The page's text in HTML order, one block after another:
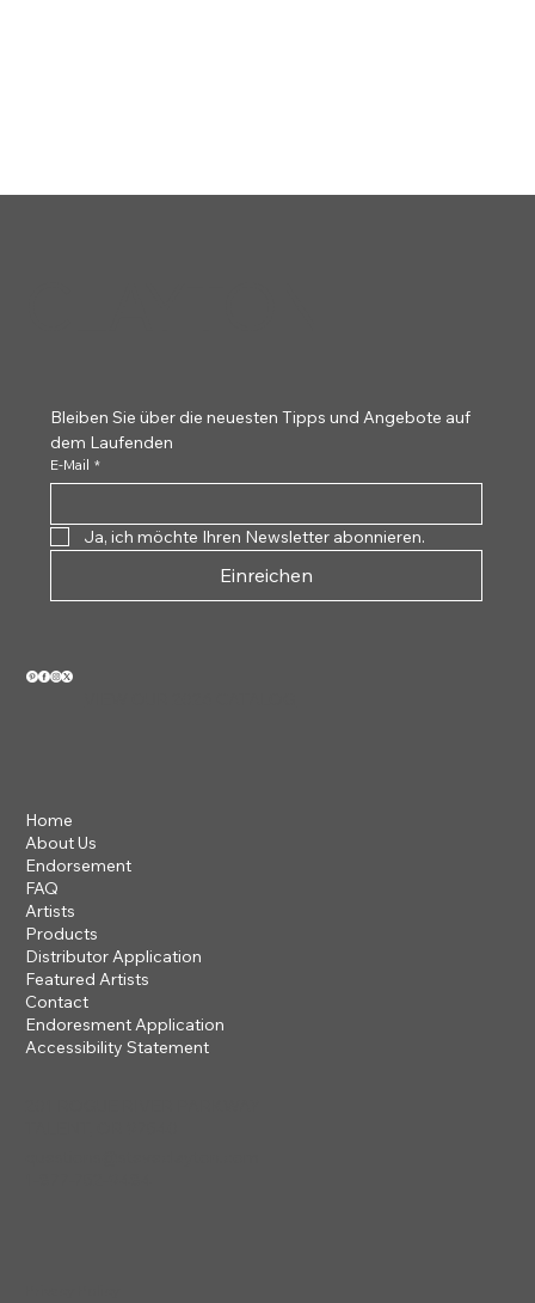
Home
About Us
Endorsement
FAQ
Artists
Products
Distributor Application
Featured Artists
Contact
Endoresment Application
Accessibility Statement
Bleiben Sie über die neuesten Tipps und Angebote auf
dem Laufenden
E-Mail *
Ja, ich möchte Ihren Newsletter abonnieren.
Einreichen